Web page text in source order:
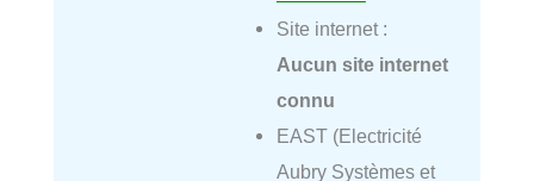
Site internet :
Aucun site internet
connu
EAST (Electricité
Aubry Systèmes et